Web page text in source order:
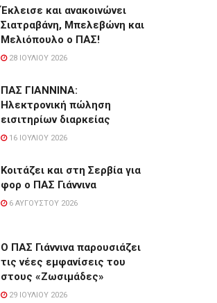
Έκλεισε και ανακοινώνει
Σιατραβάνη, Μπελεβώνη και
Μελιόπουλο ο ΠΑΣ!
28 ΙΟΥΛΊΟΥ 2026
ΠΑΣ ΓΙΑΝΝΙΝΑ:
Hλεκτρονική πώληση
εισιτηρίων διαρκείας
16 ΙΟΥΛΊΟΥ 2026
Κοιτάζει και στη Σερβία για
φορ ο ΠΑΣ Γιάννινα
6 ΑΥΓΟΎΣΤΟΥ 2026
Ο ΠΑΣ Γιάννινα παρουσιάζει
τις νέες εμφανίσεις του
στους «Ζωσιμάδες»
29 ΙΟΥΛΊΟΥ 2026